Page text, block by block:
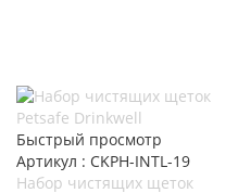
Быстрый просмотр
Артикул : CKPH-INTL-19
Набор чистящих щеток